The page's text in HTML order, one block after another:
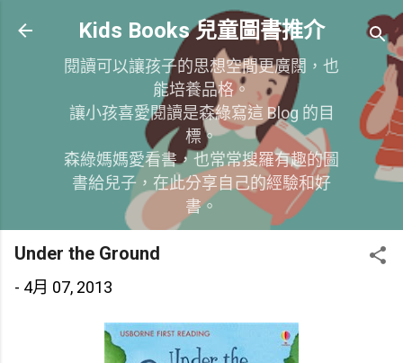
跳到主要內容
Kids Books 兒童圖書推介
閱讀可以讓孩子的思想空間更廣闊，也
能培養品格。
讓小孩喜愛閱讀是森綠寫這 Blog 的目
標。
森綠媽媽愛看書，也常常搜羅有趣的圖
書給兒子，在此分享自己的經驗和好
書。
Under the Ground
- 4月 07, 2013